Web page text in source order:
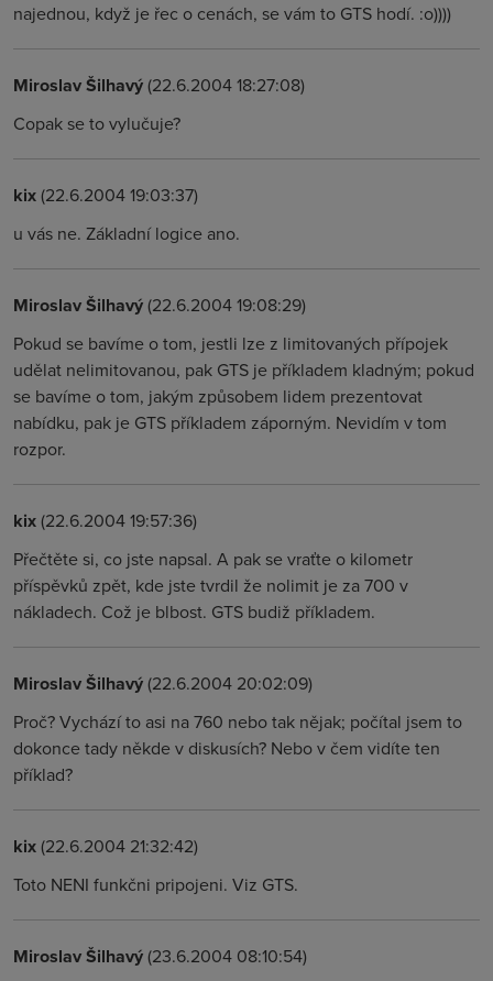
najednou, když je řec o cenách, se vám to GTS hodí. :o))))
Miroslav Šilhavý(22.6.2004 18:27:08)
Copak se to vylučuje?
kix(22.6.2004 19:03:37)
u vás ne. Základní logice ano.
Miroslav Šilhavý(22.6.2004 19:08:29)
Pokud se bavíme o tom, jestli lze z limitovaných přípojek
udělat nelimitovanou, pak GTS je příkladem kladným; pokud
se bavíme o tom, jakým způsobem lidem prezentovat
nabídku, pak je GTS příkladem záporným. Nevidím v tom
rozpor.
kix(22.6.2004 19:57:36)
Přečtěte si, co jste napsal. A pak se vraťte o kilometr
příspěvků zpět, kde jste tvrdil že nolimit je za 700 v
nákladech. Což je blbost. GTS budiž příkladem.
Miroslav Šilhavý(22.6.2004 20:02:09)
Proč? Vychází to asi na 760 nebo tak nějak; počítal jsem to
dokonce tady někde v diskusích? Nebo v čem vidíte ten
příklad?
kix(22.6.2004 21:32:42)
Toto NENI funkčni pripojeni. Viz GTS.
Miroslav Šilhavý(23.6.2004 08:10:54)